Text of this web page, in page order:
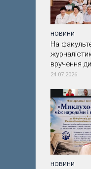
НОВИНИ
На
вручення
24.07.2026
НОВИНИ